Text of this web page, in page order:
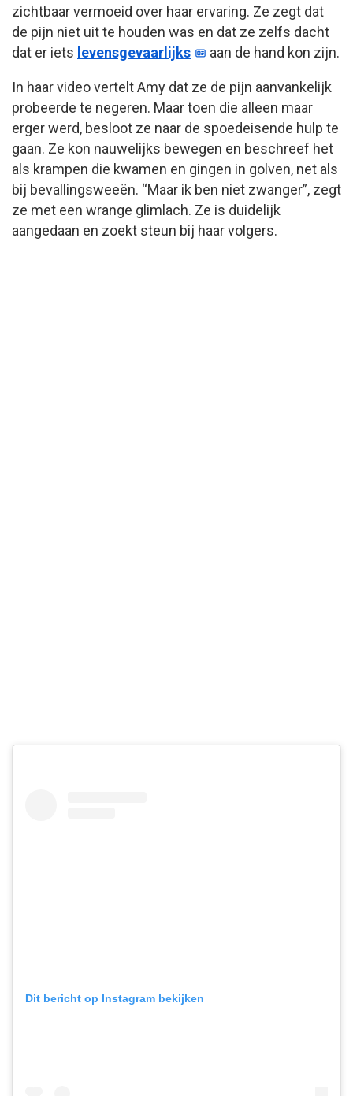
zichtbaar vermoeid over haar ervaring. Ze zegt dat
de pijn niet uit te houden was en dat ze zelfs dacht
dat er iets levensgevaarlijks aan de hand kon zijn.
In haar video vertelt Amy dat ze de pijn aanvankelijk
probeerde te negeren. Maar toen die alleen maar
erger werd, besloot ze naar de spoedeisende hulp te
gaan. Ze kon nauwelijks bewegen en beschreef het
als krampen die kwamen en gingen in golven, net als
bij bevallingsweeën. “Maar ik ben niet zwanger”, zegt
ze met een wrange glimlach. Ze is duidelijk
aangedaan en zoekt steun bij haar volgers.
Dit bericht op Instagram bekijken